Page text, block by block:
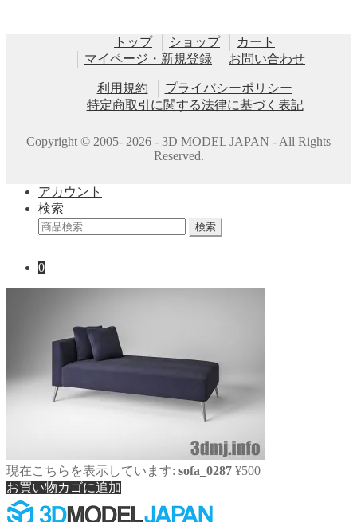
トップ ショップ
カート
マイページ・新規登録
お問い合わせ
利用規約
プライバシーポリシー
特定商取引に関する法律に基づく表記
Copyright © 2005- 2026 - 3D MODEL JAPAN - All Rights
Reserved.
アカウント
検索
検
対
象:
検索
0
現在こちらを表示しています: sofa_0287 ¥500
お買い物カゴに追加